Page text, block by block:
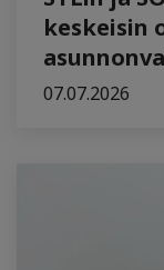
keskeisin
07.07.2026